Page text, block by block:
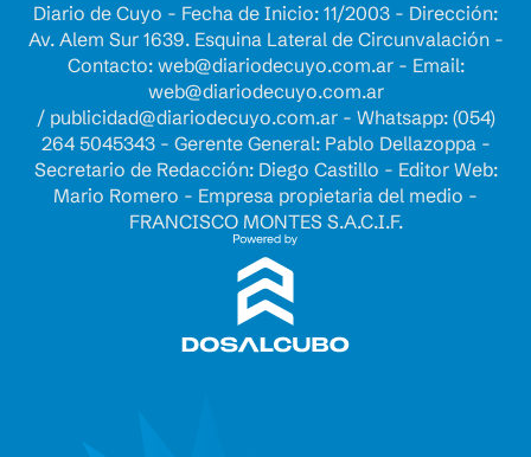
Diario de Cuyo - Fecha de Inicio: 11/2003 - Dirección:
Av. Alem Sur 1639. Esquina Lateral de Circunvalación -
Contacto: web@diariodecuyo.com.ar- Email:
web@diariodecuyo.com.ar
/ publicidad@diariodecuyo.com.ar- Whatsapp: (054)
264 5045343 - Gerente General: Pablo Dellazoppa -
Secretario de Redacción: Diego Castillo - Editor Web:
Mario Romero - Empresa propietaria del medio -
FRANCISCO MONTES S.A.C.I.F.